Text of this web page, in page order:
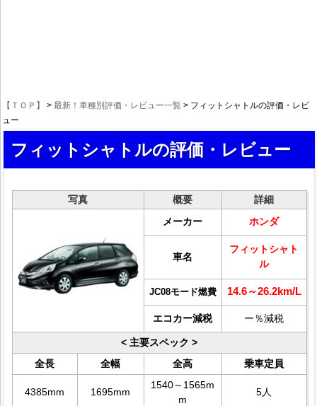
【ＴＯＰ】 > 最新！車種別評価・レビュー一覧 > フィットシャトルの評価・レビ
ュー
フィットシャトルの評価・レビュー
写真 概要
詳細
メーカー
ホンダ
車名
フィットシャト
ル
JC08モード燃費 14.6～26.2km/L
エコカー減税 ー％減税
< 主要スペック >
全長
全幅 全高 乗車定員
4385mm 1695mm
1540～1565m
m
5人